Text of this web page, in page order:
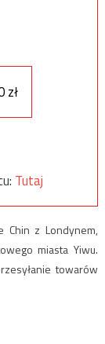
zł
Tutaj
Chin z Londynem,
miasta Yiwu.
towarów